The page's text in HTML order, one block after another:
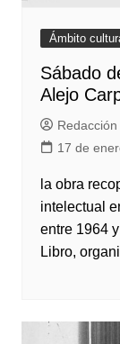
Ámbito
Sábado
Alejo
17 de
la obra
intelectual
entre 1964
Libro,